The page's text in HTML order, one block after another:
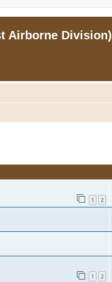
Airborne Division)
1 2
1 2